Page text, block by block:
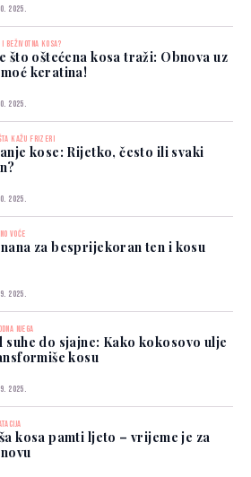
2025.
I BEŽIVOTNA KOSA?
što oštećena kosa traži: Obnova uz
keratina!
2025.
KAŽU FRIZERI
kose: Rijetko, često ili svaki
2025.
VOĆE
za besprijekoran ten i kosu
2025.
NJEGA
suhe do sjajne: Kako kokosovo ulje
kosu
2025.
kosa pamti ljeto – vrijeme je za